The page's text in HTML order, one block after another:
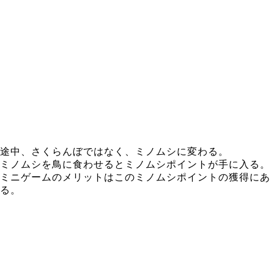
途中、さくらんぼではなく、ミノムシに変わる。
ミノムシを鳥に食わせるとミノムシポイントが手に入る。
ミニゲームのメリットはこのミノムシポイントの獲得にあ
る。